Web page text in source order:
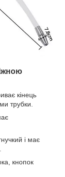
кінець
трубки.
і має
кнопок